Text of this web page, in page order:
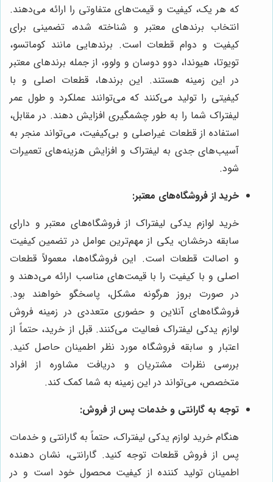
که هر یک، کیفیت و قیمت‌های متفاوتی را ارائه می‌دهند.
انتخاب برندهای معتبر و شناخته شده، تضمینی برای
کیفیت و دوام قطعات است. برندهایی مانند کوماتسو،
تویوتا، هیوندا، دوو دوسان و ولوو، از جمله برندهای معتبر
در این زمینه هستند. این برندها، قطعات اصلی و با
کیفیتی را تولید می‌کنند که می‌توانند عملکرد و طول عمر
لیفتراک شما را به طور چشمگیری افزایش دهند. در مقابل،
استفاده از قطعات غیراصلی و بی‌کیفیت، می‌تواند منجر به
آسیب‌های جدی به لیفتراک و افزایش هزینه‌های تعمیرات
شود.
خرید از فروشگاه‌های معتبر:
خرید لوازم یدکی لیفتراک از فروشگاه‌های معتبر و دارای
سابقه درخشان، یکی از مهم‌ترین عوامل در تضمین کیفیت
و اصالت قطعات است. این فروشگاه‌ها، معمولاً قطعات
اصلی و با کیفیت را با قیمت‌های مناسب ارائه می‌دهند و
در صورت بروز هرگونه مشکل، پاسخگو خواهند بود.
فروشگاه‌های آنلاین و حضوری متعددی در زمینه فروش
لوازم یدکی لیفتراک فعالیت می‌کنند. قبل از خرید، حتماً از
اعتبار و سابقه فروشگاه مورد نظر اطمینان حاصل کنید.
بررسی نظرات مشتریان و دریافت مشاوره از افراد
متخصص، می‌تواند در این زمینه به شما کمک کند.
توجه به گارانتی و خدمات پس از فروش:
هنگام خرید لوازم یدکی لیفتراک، حتماً به گارانتی و خدمات
پس از فروش قطعات توجه کنید. گارانتی، نشان دهنده
اطمینان تولید کننده از کیفیت محصول خود است و در